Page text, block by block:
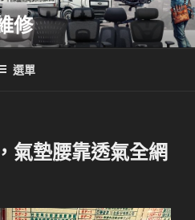
修
選單
氣墊腰靠透氣全網